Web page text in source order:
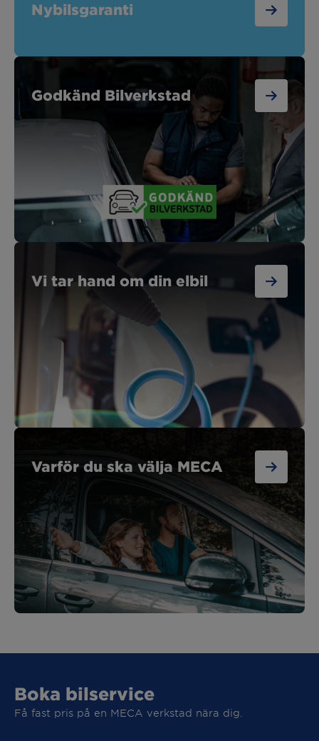
Nybilsgaranti
Godkänd Bilverkstad
Vi tar hand om din elbil
Varför du ska välja MECA
Boka bilservice
Få fast pris på en MECA verkstad nära dig.